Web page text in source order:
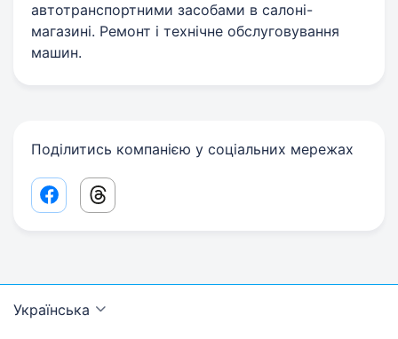
автотранспортними засобами в салоні-
магазині. Ремонт і технічне обслуговування
машин.
Поділитись компанією у соціальних мережах
Facebook share link
Threads share link
Українська